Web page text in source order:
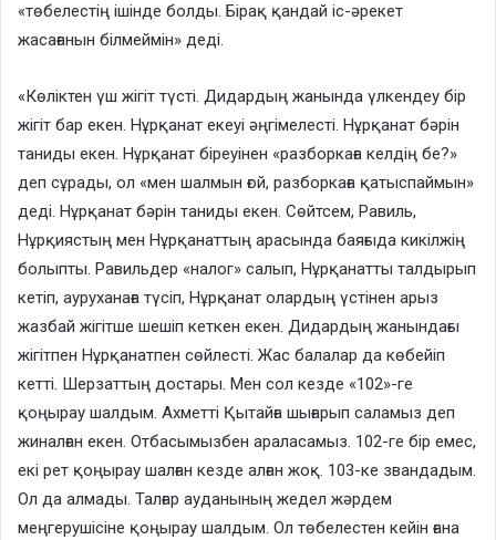
«төбелестің ішінде болды. Бірақ қандай іс-әрекет
жасағанын білмеймін» деді.
«Көліктен үш жігіт түсті. Дидардың жанында үлкендеу бір
жігіт бар екен. Нұрқанат екеуі әңгімелесті. Нұрқанат бәрін
таниды екен. Нұрқанат біреуінен «разборкаға келдің бе?»
деп сұрады, ол «мен шалмын ғой, разборкаға қатыспаймын»
деді. Нұрқанат бәрін таниды екен. Сөйтсем, Равиль,
Нұрқиястың мен Нұрқанаттың арасында баяғыда кикілжің
болыпты. Равильдер «налог» салып, Нұрқанатты талдырып
кетіп, ауруханаға түсіп, Нұрқанат олардың үстінен арыз
жазбай жігітше шешіп кеткен екен. Дидардың жанындағы
жігітпен Нұрқанатпен сөйлесті. Жас балалар да көбейіп
кетті. Шерзаттың достары. Мен сол кезде «102»-ге
қоңырау шалдым. Ахметті Қытайға шығарып саламыз деп
жиналған екен. Отбасымызбен араласамыз. 102-ге бір емес,
екі рет қоңырау шалған кезде алған жоқ. 103-ке звандадым.
Ол да алмады. Талғар ауданының жедел жәрдем
меңгерушісіне қоңырау шалдым. Ол төбелестен кейін ғана